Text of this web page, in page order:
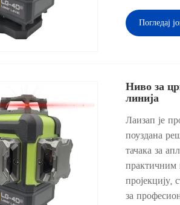
Погледај
Ниво за
линија
Лаизап је
поуздана
тачака за
практичним
за